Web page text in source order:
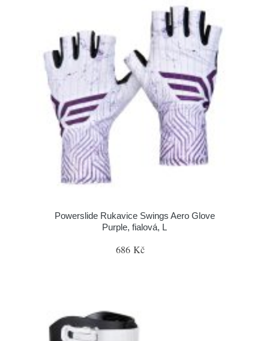
Powerslide Rukavice Swings Aero Glove
Purple, fialová, L
686 Kč